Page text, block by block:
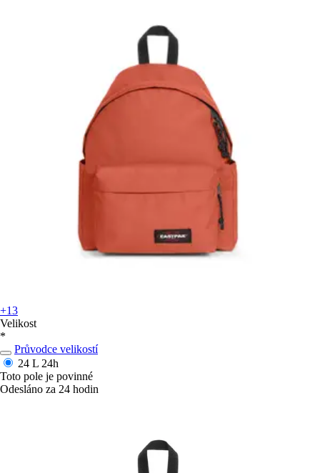
+13
Velikost
*
Průvodce velikostí
24 L 24h
Toto pole je povinné
Odesláno za 24 hodin